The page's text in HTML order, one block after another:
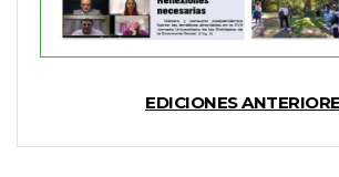
EDICIONES